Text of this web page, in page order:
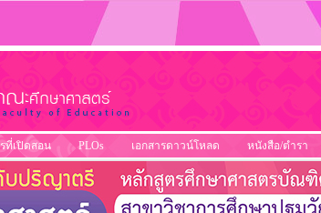
ที่เปิดสอน PLOs เอกสารดาวน์โหลด หนังสือ/ตำรา